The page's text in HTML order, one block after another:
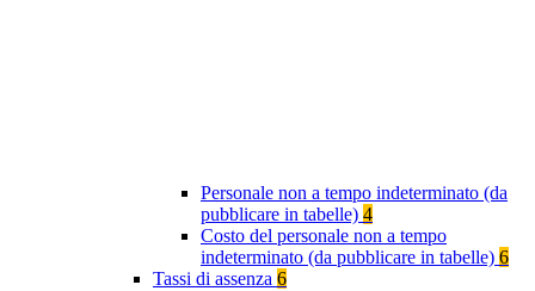
Personale non a tempo indeterminato (da
pubblicare in tabelle) 4
Costo del personale non a tempo
indeterminato (da pubblicare in tabelle) 6
Tassi di assenza 6